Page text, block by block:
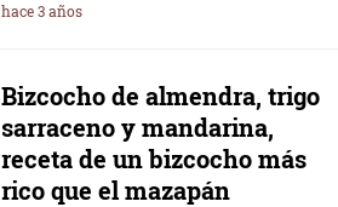
hace 3 años
Bizcocho de almendra, trigo
sarraceno y mandarina,
receta de un bizcocho más
rico que el mazapán